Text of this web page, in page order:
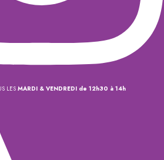
LES MARDI & VENDREDI de 12h30 à 14h